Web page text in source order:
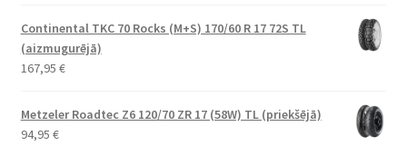
Continental TKC 70 Rocks (M+S) 170/60 R 17 72S TL
(aizmugurējā)
167,95 €
Metzeler Roadtec Z6 120/70 ZR 17 (58W) TL (priekšējā)
94,95 €